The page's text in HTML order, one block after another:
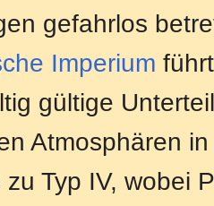
gefahrlos
Imperium
gültige
Atmosphären
zu Typ IV, wobei